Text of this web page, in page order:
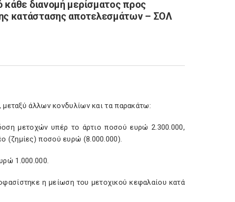
κάθε διανομή μερίσματος προς
κατάστασης αποτελεσμάτων – ΣΟΛ
μεταξύ άλλων κονδυλίων και τα παρακάτω:
μετοχών υπέρ το άρτιο ποσού ευρώ 2.300.000,
(ζημίες) ποσού ευρώ (8.000.000).
1.000.000.
η μείωση του μετοχικού κεφαλαίου κατά